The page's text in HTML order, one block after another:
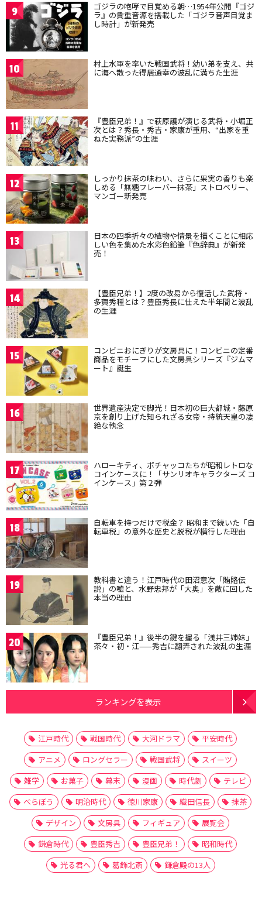
9 ゴジラの咆哮で目覚める朝…1954年公開『ゴジ
ラ』の貴重音源を搭載した「ゴジラ音声目覚ま
し時計」が新発売
10 村上水軍を率いた戦国武将！幼い弟を支え、共
に海へ散った得居通幸の波乱に満ちた生涯
11 『豊臣兄弟！』で萩原護が演じる武将・小堀正
次とは？秀長・秀吉・家康が重用、“出家を重
ねた実務派”の生涯
12 しっかり抹茶の味わい、さらに果実の香りも楽
しめる「無糖フレーバー抹茶」ストロベリー、
マンゴー新発売
13 日本の四季折々の植物や情景を描くことに相応
しい色を集めた水彩色鉛筆『色辞典』が新発
売！
14 【豊臣兄弟！】2度の改易から復活した武将・
多賀秀種とは？豊臣秀長に仕えた半年間と波乱
の生涯
15 コンビニおにぎりが文房具に！コンビニの定番
商品をモチーフにした文房具シリーズ『ジムマ
ート』誕生
16 世界遺産決定で脚光！日本初の巨大都城・藤原
京を創り上げた知られざる女帝・持統天皇の凄
絶な執念
17 ハローキティ、ポチャッコたちが昭和レトロな
コインケースに！「サンリオキャラクターズ コ
インケース」第２弾
18 自転車を持つだけで税金？ 昭和まで続いた「自
転車税」の意外な歴史と脱税が横行した理由
19 教科書と違う！江戸時代の田沼意次「賄賂伝
説」の嘘と、水野忠邦が「大奥」を敵に回した
本当の理由
20 『豊臣兄弟！』後半の鍵を握る「浅井三姉妹」
茶々・初・江——秀吉に翻弄された波乱の生涯
ランキングを表示
江戸時代 戦国時代 大河ドラマ
平安時代
アニメ
ロングセラー 戦国武将
スイーツ
雑学
お菓子 幕末 漫画 時代劇
テレビ
べらぼう
明治時代 徳川家康 織田信長
抹茶
デザイン
文房具 フィギュア
展覧会
鎌倉時代
豊臣秀吉 豊臣兄弟！
昭和時代
光る君へ
葛飾北斎 鎌倉殿の13人